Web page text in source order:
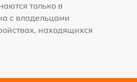
только в
с владельцами
находящихся